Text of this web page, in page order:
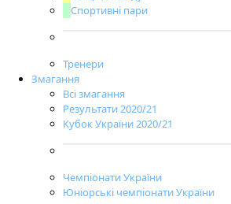
Спортивні пари
Тренери
Змагання
Всі змагання
Результати 2020/21
Кубок України 2020/21
Чемпіонати України
Юніорські чемпіонати України